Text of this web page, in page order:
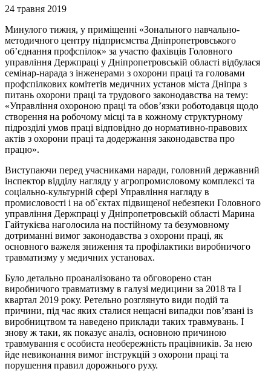
24 травня 2019
Минулого тижня, у приміщенні «Зонального навчально-
методичного центру підприємства Дніпропетровського
об’єднання профспілок» за участю фахівців Головного
управління Держпраці у Дніпропетровській області відбулася
семінар-нарада з інженерами з охорони праці та головами
профспілкових комітетів медичних установ міста Дніпра з
питань охорони праці та трудового законодавства на тему:
«Управління охороною праці та обов’язки роботодавця щодо
створення на робочому місці та в кожному структурному
підрозділі умов праці відповідно до нормативно-правових
актів з охорони праці та додержання законодавства про
працю».
Виступаючи перед учасниками наради, головний державний
інспектор відділу нагляду у агропромисловому комплексі та
соціально-культурній сфері Управління нагляду в
промисловості і на об`єктах підвищеної небезпеки Головного
управління Держпраці у Дніпропетровській області Марина
Гайтукієва наголосила на постійному та безумовному
дотриманні вимог законодавства з охорони праці, як
основного важеля зниження та профілактики виробничого
травматизму у медичних установах.
Було детально проаналізовано та обговорено стан
виробничого травматизму в галузі медицини за 2018 та І
квартал 2019 року. Ретельно розглянуто види подій та
причини, під час яких сталися нещасні випадки пов’язані із
виробництвом та наведено приклади таких травмувань. І
знову ж таки, як показує аналіз, основною причиною
травмування є особиста необережність працівників. За нею
йде невиконання вимог інструкцій з охорони праці та
порушення правил дорожнього руху.